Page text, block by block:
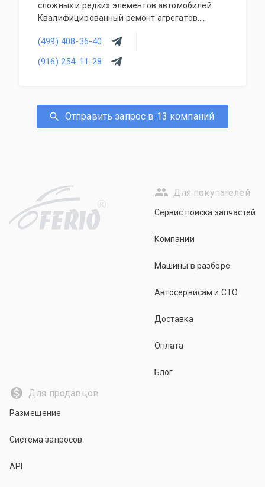
сложных и редких элементов автомобилей.
Квалифицированный ремонт агрегатов.
профильный автомобиль. Оригинальные и б/у
(499) 408-36-40
(916) 254-11-28
Отправить запрос в 13 компаний
R
Для покупателей
Сервис поиска запчастей
Компании
Машины в разборе
Автосервисам и СТО
Доставка
Оплата
Блог
Для продавцов
Размещение
Система запросов
API